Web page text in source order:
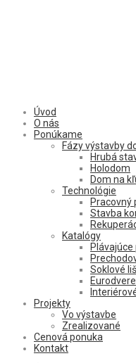
Úvod
O nás
Ponúkame
Fázy výstavby
Hrubá
Holodom
Dom na
Technológie
Pracovný
Stavba
Katalógy
Soklové
Eurodvere
Projekty
Vo výstavbe
Zrealizované
Cenová ponuka
Kontakt